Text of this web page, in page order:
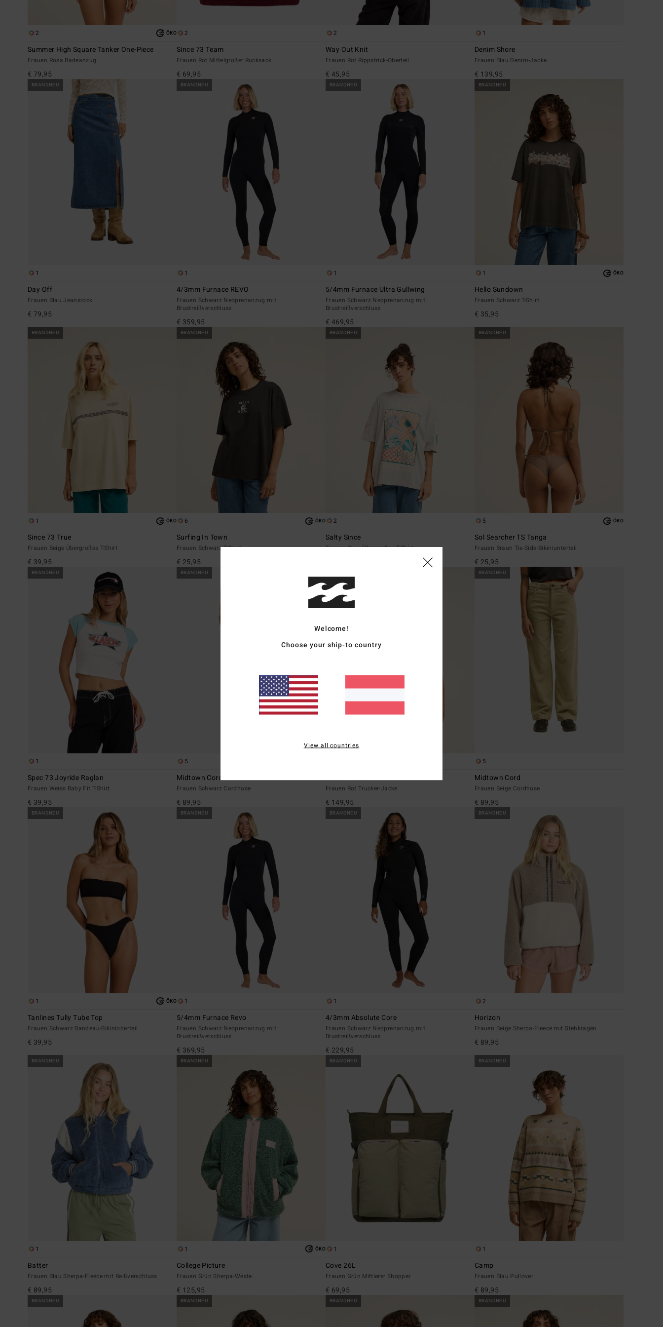
2 ÖKO
Summer High Square Tanker One-Piece
Frauen Rosa Badeanzug
€ 79,95
2
Since 73 Team
Frauen Rot Mittelgroßer Rucksack
€ 69,95
2
Way Out Knit
Frauen Rot Rippstrick-Oberteil
€ 45,95
1
Denim Shore
Frauen Blau Denim-Jacke
€ 139,95
BRANDNEU
1
Day Off
Frauen Blau Jeansrock
€ 79,95
BRANDNEU
1
4/3mm Furnace REVO
Frauen Schwarz Neoprenanzug mit
Brustreißverschluss
€ 359,95
BRANDNEU
1
5/4mm Furnace Ultra Gullwing
Frauen Schwarz Neoprenanzug mit
Brustreißverschluss
€ 469,95
BRANDNEU
1 ÖKO
Hello Sundown
Frauen Schwarz T-Shirt
€ 35,95
BRANDNEU
1 ÖKO
Since 73 True
Frauen Beige Übergroßes T-Shirt
€ 39,95
BRANDNEU
6 ÖKO
Surfing In Town
Frauen Schwarz T-Shirt
€ 25,95
BRANDNEU
2
Salty Since
Frauen Grau Übergroßes T-Shirt
BRANDNEU
5 ÖKO
Sol Searcher TS Tanga
Frauen Braun Tie-Side-Bikiniunterteil
€ 25,95
BRANDNEU
1
Spec 73 Joyride Raglan
Frauen Weiss Baby Fit T-Shirt
€ 39,95
BRANDNEU
5
Midtown Cord
Frauen Schwarz Cordhose
€ 89,95
Cord In Love
Frauen Rot Trucker-Jacke
€ 149,95
BRANDNEU
5
Midtown Cord
Frauen Beige Cordhose
€ 89,95
BRANDNEU
1 ÖKO
Tanlines Tully Tube Top
Frauen Schwarz Bandeau-Bikinioberteil
€ 39,95
BRANDNEU
1
5/4mm Furnace Revo
Frauen Schwarz Neoprenanzug mit
Brustreißverschluss
€ 369,95
BRANDNEU
1
4/3mm Absolute Core
Frauen Schwarz Neoprenanzug mit
Brustreißverschluss
€ 229,95
BRANDNEU
2
Horizon
Frauen Beige Sherpa-Fleece mit Stehkragen
€ 89,95
BRANDNEU
1
Batter
Frauen Blau Sherpa-Fleece mit Reißverschluss
€ 89,95
BRANDNEU
1 ÖKO
College Picture
Frauen Grün Sherpa-Weste
€ 125,95
BRANDNEU
1
Cove 26L
Frauen Grün Mittlerer Shopper
€ 69,95
BRANDNEU
1
Camp
Frauen Blau Pullover
€ 89,95
BRANDNEU BRANDNEU BRANDNEU BRANDNEU
Welcome!
Choose your ship-to country
View all countries